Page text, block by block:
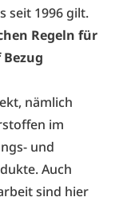
seit 1996 gilt.
Regeln für
nämlich
im
und
Auch
sind hier